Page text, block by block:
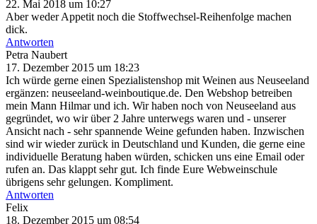
22. Mai 2018 um 10:27
Aber weder Appetit noch die Stoffwechsel-Reihenfolge machen
dick.
Antworten
Petra Naubert
17. Dezember 2015 um 18:23
Ich würde gerne einen Spezialistenshop mit Weinen aus Neuseeland
ergänzen: neuseeland-weinboutique.de. Den Webshop betreiben
mein Mann Hilmar und ich. Wir haben noch von Neuseeland aus
gegründet, wo wir über 2 Jahre unterwegs waren und - unserer
Ansicht nach - sehr spannende Weine gefunden haben. Inzwischen
sind wir wieder zurück in Deutschland und Kunden, die gerne eine
individuelle Beratung haben würden, schicken uns eine Email oder
rufen an. Das klappt sehr gut. Ich finde Eure Webweinschule
übrigens sehr gelungen. Kompliment.
Antworten
Felix
18. Dezember 2015 um 08:54